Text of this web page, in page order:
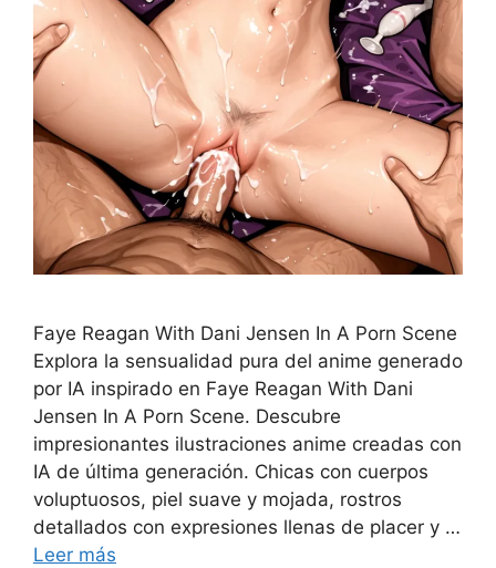
Faye Reagan With Dani Jensen In A Porn Scene
Explora la sensualidad pura del anime generado
por IA inspirado en Faye Reagan With Dani
Jensen In A Porn Scene. Descubre
impresionantes ilustraciones anime creadas con
IA de última generación. Chicas con cuerpos
voluptuosos, piel suave y mojada, rostros
detallados con expresiones llenas de placer y …
Leer más